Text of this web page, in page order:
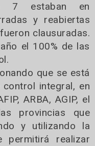
7 estaban en
y reabiertas
clausuradas.
el 100% de las
que se está
integral, en
ARBA, AGIP, el
provincias que
y utilizando la
permitirá realizar